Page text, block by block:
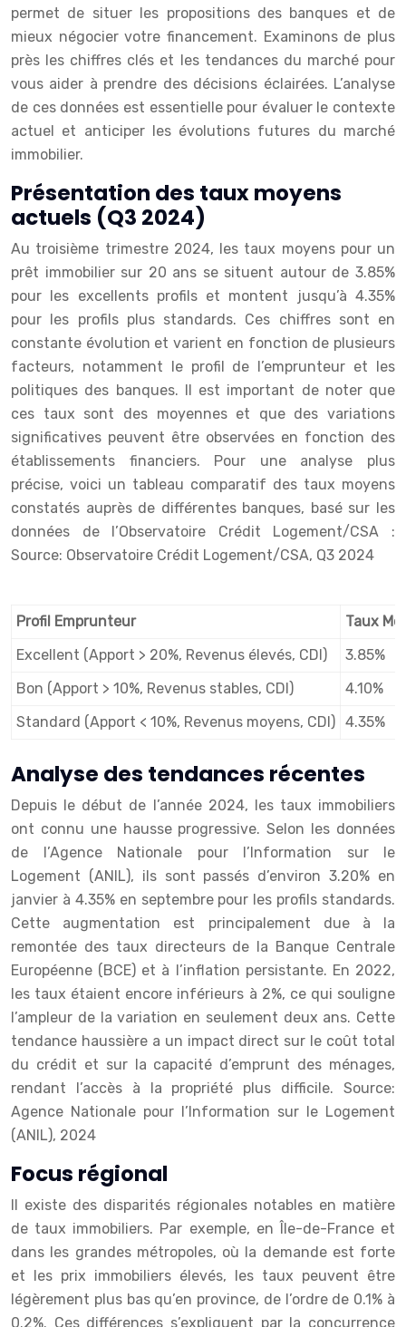
permet de situer les propositions des banques et de
mieux négocier votre financement. Examinons de plus
près les chiffres clés et les tendances du marché pour
vous aider à prendre des décisions éclairées. L’analyse
de ces données est essentielle pour évaluer le contexte
actuel et anticiper les évolutions futures du marché
immobilier.
Présentation des taux moyens
actuels (Q3 2024)
Au troisième trimestre 2024, les taux moyens pour un
prêt immobilier sur 20 ans se situent autour de 3.85%
pour les excellents profils et montent jusqu’à 4.35%
pour les profils plus standards. Ces chiffres sont en
constante évolution et varient en fonction de plusieurs
facteurs, notamment le profil de l’emprunteur et les
politiques des banques. Il est important de noter que
ces taux sont des moyennes et que des variations
significatives peuvent être observées en fonction des
établissements financiers. Pour une analyse plus
précise, voici un tableau comparatif des taux moyens
constatés auprès de différentes banques, basé sur les
données de l’Observatoire Crédit Logement/CSA :
Source: Observatoire Crédit Logement/CSA, Q3 2024
Profil Emprunteur
Taux
Excellent (Apport > 20%, Revenus élevés, CDI)
3.85%
Bon (Apport > 10%, Revenus stables, CDI)
4.10%
Standard (Apport < 10%, Revenus moyens, CDI) 4.35%
Analyse des tendances récentes
Depuis le début de l’année 2024, les taux immobiliers
ont connu une hausse progressive. Selon les données
de l’Agence Nationale pour l’Information sur le
Logement (ANIL), ils sont passés d’environ 3.20% en
janvier à 4.35% en septembre pour les profils standards.
Cette augmentation est principalement due à la
remontée des taux directeurs de la Banque Centrale
Européenne (BCE) et à l’inflation persistante. En 2022,
les taux étaient encore inférieurs à 2%, ce qui souligne
l’ampleur de la variation en seulement deux ans. Cette
tendance haussière a un impact direct sur le coût total
du crédit et sur la capacité d’emprunt des ménages,
rendant l’accès à la propriété plus difficile. Source:
Agence Nationale pour l’Information sur le Logement
(ANIL), 2024
Focus régional
Il existe des disparités régionales notables en matière
de taux immobiliers. Par exemple, en Île-de-France et
dans les grandes métropoles, où la demande est forte
et les prix immobiliers élevés, les taux peuvent être
légèrement plus bas qu’en province, de l’ordre de 0.1% à
0.2%. Ces différences s’expliquent par la concurrence